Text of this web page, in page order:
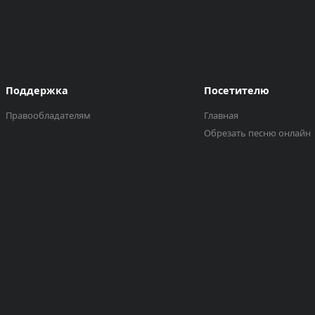
Поддержка
Правообладателям
Посетителю
Главная
Обрезать песню онлайн